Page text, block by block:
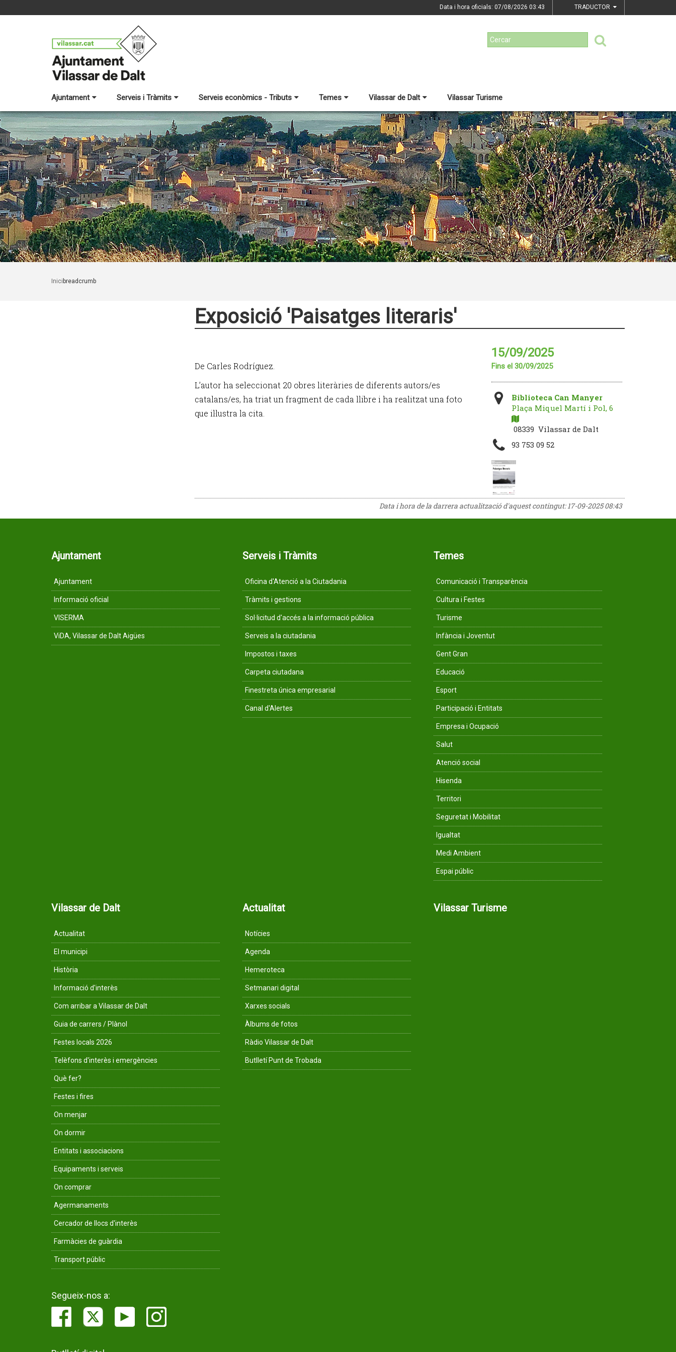
Data i hora oficials: 07/08/2026 03:43 TRADUCTOR
Ajuntament Serveis i Tràmits Serveis econòmics - Tributs Temes Vilassar de Dalt Vilassar Turisme
Inici breadcrumb
Exposició 'Paisatges literaris'
De Carles Rodríguez.
L’autor ha seleccionat 20 obres literàries de diferents autors/es
catalans/es, ha triat un fragment de cada llibre i ha realitzat una foto
que il·lustra la cita.
15/09/2025
Fins el 30/09/2025
Biblioteca Can Manyer
Plaça Miquel Martí i Pol, 6
08339 Vilassar de Dalt
93 753 09 52
Data i hora de la darrera actualització d'aquest contingut:17-09-2025 08:43
Ajuntament
Ajuntament
Informació oficial
VISERMA
ViDA, Vilassar de Dalt Aigües
Serveis i Tràmits
Oficina d'Atenció a la Ciutadania
Tràmits i gestions
Sol·licitud d'accés a la informació pública
Serveis a la ciutadania
Impostos i taxes
Carpeta ciutadana
Finestreta única empresarial
Canal d'Alertes
Temes
Comunicació i Transparència
Cultura i Festes
Turisme
Infància i Joventut
Gent Gran
Educació
Esport
Participació i Entitats
Empresa i Ocupació
Salut
Atenció social
Hisenda
Territori
Seguretat i Mobilitat
Igualtat
Medi Ambient
Espai públic
Vilassar de Dalt
Actualitat
El municipi
Història
Informació d'interès
Com arribar a Vilassar de Dalt
Guia de carrers / Plànol
Festes locals 2026
Telèfons d'interès i emergències
Què fer?
Festes i fires
On menjar
On dormir
Entitats i associacions
Equipaments i serveis
On comprar
Agermanaments
Cercador de llocs d'interès
Farmàcies de guàrdia
Transport públic
Actualitat
Notícies
Agenda
Hemeroteca
Setmanari digital
Xarxes socials
Àlbums de fotos
Ràdio Vilassar de Dalt
Butlletí Punt de Trobada
Vilassar Turisme
Segueix-nos a: